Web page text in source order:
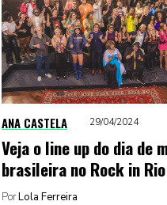
ANA CASTELA 29/04/2024
Veja o line up do dia de
brasileira no Rock in Rio
PorLola Ferreira